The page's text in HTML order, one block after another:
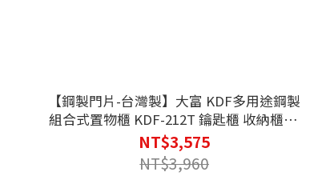
【鋼製門片-台灣製】大富 KDF多用途鋼製
組合式置物櫃 KDF-212T 鑰匙櫃 收納櫃 置
鑰匙鎖 可改密碼鎖
NT$3,575
NT$3,960